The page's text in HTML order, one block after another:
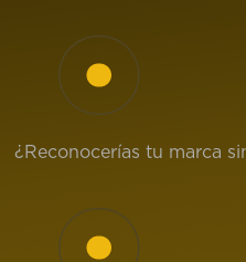
¿Reconocerías tu marca